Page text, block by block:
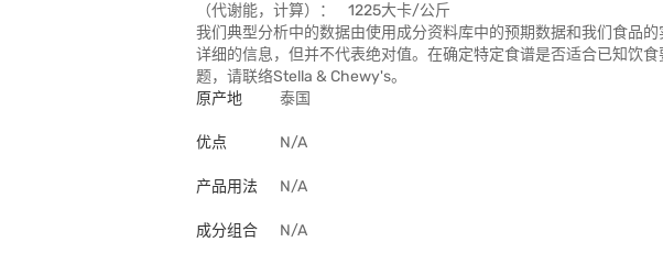
（代谢能，计算）： 1225大卡/公斤
我们典型分析中的数据由使用成分资料库中的预期数据和我们食品
详细的信息，但并不代表绝对值。在确定特定食谱是否适合已知饮
题，请联络Stella & Chewy's。
原产地
泰国
优点 N/A
产品用法 N/A
成分组合 N/A